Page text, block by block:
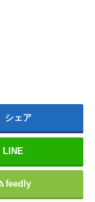
シェア
LINE
feedly